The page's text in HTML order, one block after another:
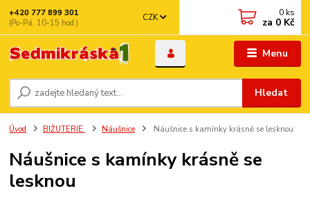
Menu
CZK
Hledat
+420 777 899 301
(Po-Pá, 10-15 hod.)
0 ks
za 0 Kč
Úvod BIŽUTERIE Náušnice Náušnice s kamínky krásně se lesknou
Náušnice s kamínky krásně se
lesknou